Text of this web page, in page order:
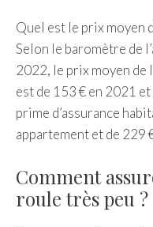
Quel est le prix moyen
Selon le baromètre de
2022, le prix moyen de
est de 153 € en 2021
prime d’assurance
appartement et de 229
Comment
roule très peu ?